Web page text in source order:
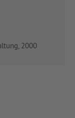
2000